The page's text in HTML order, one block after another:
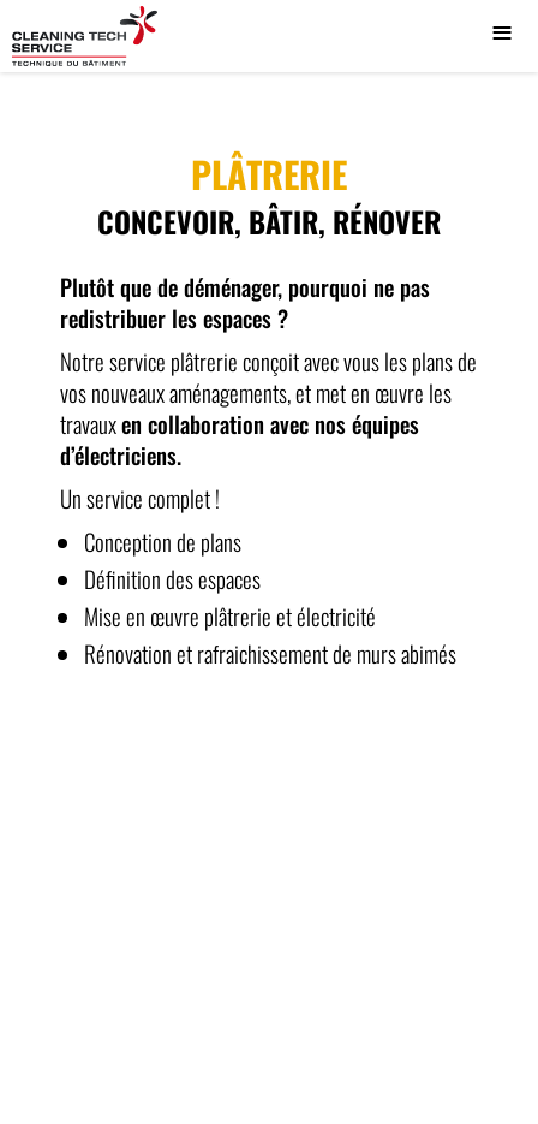
PLÂTRERIE
CONCEVOIR, BÂTIR, RÉNOVER
Plutôt que de déménager, pourquoi ne pas
redistribuer les espaces ?
Notre service plâtrerie conçoit avec vous les plans de
vos nouveaux aménagements, et met en œuvre les
travauxen collaboration avec nos équipes
d’électriciens.
Un service complet !
Conception de plans
Définition des espaces
Mise en œuvre plâtrerie et électricité
Rénovation et rafraichissement de murs abimés
≡